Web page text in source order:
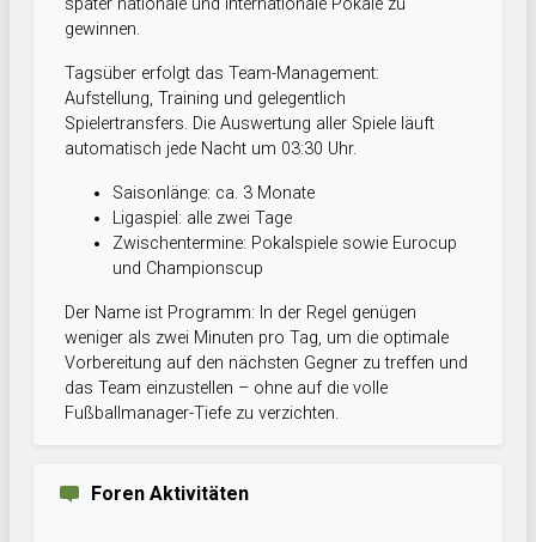
später nationale und internationale Pokale zu
gewinnen.
Tagsüber erfolgt das Team-Management:
Aufstellung, Training und gelegentlich
Spielertransfers. Die Auswertung aller Spiele läuft
automatisch jede Nacht um 03:30 Uhr.
Saisonlänge: ca. 3 Monate
Ligaspiel: alle zwei Tage
Zwischentermine: Pokalspiele sowie Eurocup
und Championscup
Der Name ist Programm: In der Regel genügen
weniger als zwei Minuten pro Tag, um die optimale
Vorbereitung auf den nächsten Gegner zu treffen und
das Team einzustellen – ohne auf die volle
Fußballmanager-Tiefe zu verzichten.
Foren Aktivitäten